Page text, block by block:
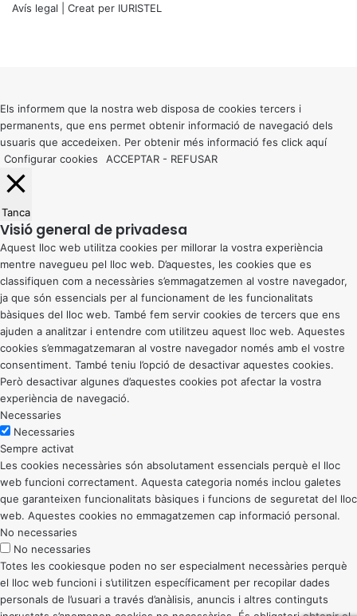
Avís legal | Creat per IURISTEL
button
Els informem que la nostra web disposa de cookies tercers i
permanents, que ens permet obtenir informació de navegació dels
usuaris que accedeixen. Per obtenir més informació fes click aquí
Configurar cookies
ACCEPTAR - REFUSAR
Tanca
Visió general de privadesa
Aquest lloc web utilitza cookies per millorar la vostra experiència
mentre navegueu pel lloc web. D’aquestes, les cookies que es
classifiquen com a necessàries s’emmagatzemen al vostre navegador,
ja que són essencials per al funcionament de les funcionalitats
bàsiques del lloc web. També fem servir cookies de tercers que ens
ajuden a analitzar i entendre com utilitzeu aquest lloc web. Aquestes
cookies s’emmagatzemaran al vostre navegador només amb el vostre
consentiment. També teniu l’opció de desactivar aquestes cookies.
Però desactivar algunes d’aquestes cookies pot afectar la vostra
experiència de navegació.
Necessaries
Necessaries
Sempre activat
Les cookies necessàries són absolutament essencials perquè el lloc
web funcioni correctament. Aquesta categoria només inclou galetes
que garanteixen funcionalitats bàsiques i funcions de seguretat del lloc
web. Aquestes cookies no emmagatzemen cap informació personal.
No necessaries
No necessaries
Totes les cookiesque poden no ser especialment necessàries perquè
el lloc web funcioni i s’utilitzen específicament per recopilar dades
personals de l’usuari a través d’anàlisis, anuncis i altres continguts